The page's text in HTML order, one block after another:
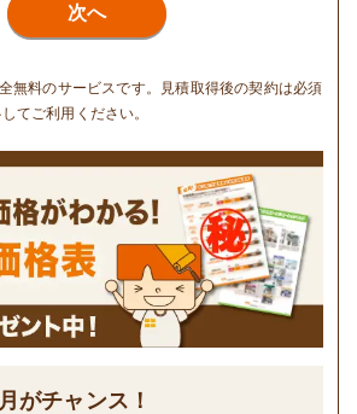
次へ
無料のサービスです。見積取得後の契約は必須
てご利用ください。
がチャンス！